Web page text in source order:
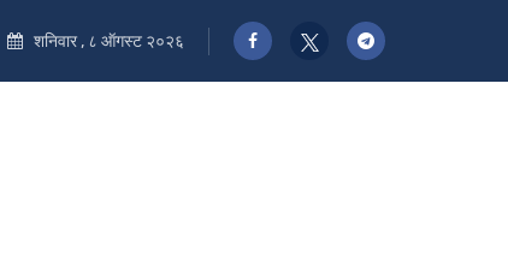
शनिवार , ८ ऑगस्ट २०२६